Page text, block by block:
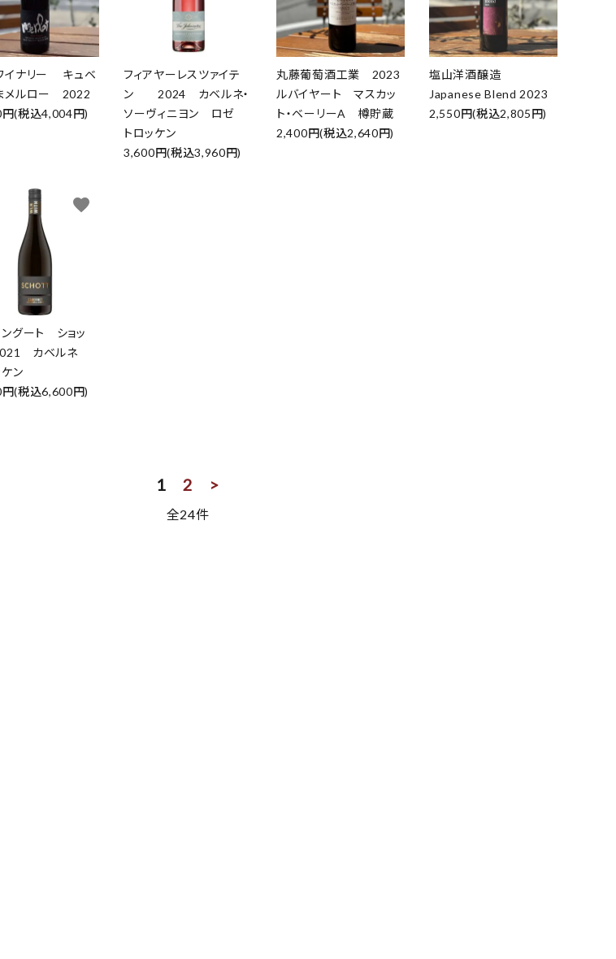
イナリー キュベ
メルロー 2022
(税込4,004円)
フィアヤーレスツァイテ
ン 2024 カベルネ・
ソーヴィニヨン ロゼ
トロッケン
3,600円(税込3,960円)
丸藤葡萄酒工業 2023
ルバイヤート マスカッ
ト・ベーリーA 樽貯蔵
2,400円(税込2,640円)
塩山洋酒醸造
Japanese Blend 2023
2,550円(税込2,805円)
ングート ショッ
カベルネ
ケン
(税込6,600円)
favorite
1 2 >
全24件